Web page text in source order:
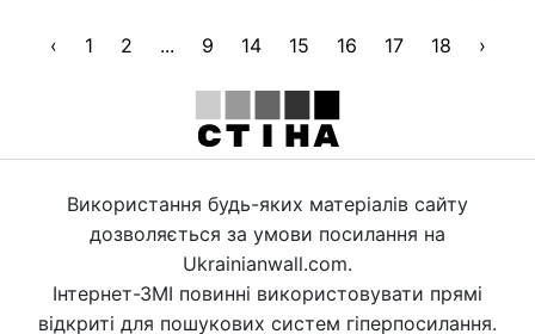
‹ 1 2 ... 9 14 15 16 17 18 ›
Використання будь-яких матеріалів сайту
дозволяється за умови посилання на
Ukrainianwall.com.
Інтернет-ЗМІ повинні використовувати прямі
відкриті для пошукових систем гіперпосилання.